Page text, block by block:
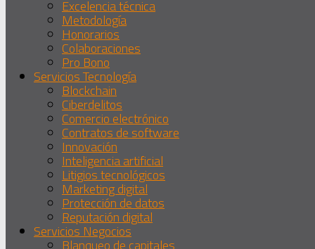
Excelencia técnica
Metodología
Honorarios
Colaboraciones
Pro Bono
Servicios Tecnología
Blockchain
Ciberdelitos
Comercio electrónico
Contratos de software
Innovación
Inteligencia artificial
Litigios tecnológicos
Marketing digital
Protección de datos
Reputación digital
Servicios Negocios